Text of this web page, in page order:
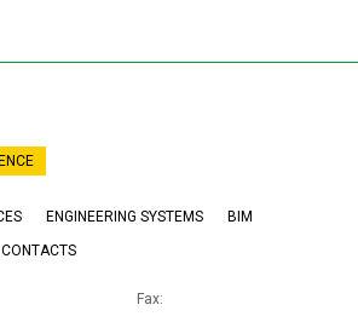
ENGINEERING SYSTEMS
BIM
CONTACTS
Fax: